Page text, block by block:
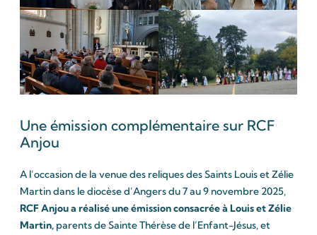
Une émission complémentaire sur RCF
Anjou
A l’occasion de la venue des reliques des Saints Louis et Zélie
Martin dans le diocèse d’Angers du 7 au 9 novembre 2025,
RCF Anjou a réalisé une émission consacrée à Louis et Zélie
Martin, parents de Sainte Thérèse de l’Enfant-Jésus, et